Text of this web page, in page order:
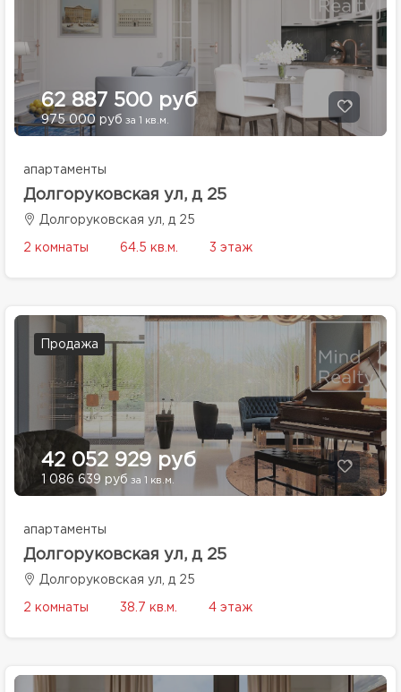
62 887 500 руб
975 000 руб за 1 кв.м.
апартаменты
Долгоруковская ул, д 25
Долгоруковская ул, д 25
2 комнаты 64.5 кв.м. 3 этаж
Продажа
42 052 929 руб
1 086 639 руб за 1 кв.м.
апартаменты
Долгоруковская ул, д 25
Долгоруковская ул, д 25
2 комнаты 38.7 кв.м. 4 этаж